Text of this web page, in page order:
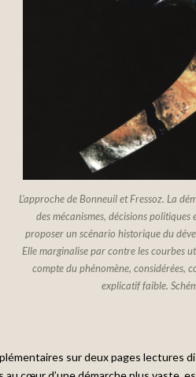
L’approche de Bonneuil et Fressoz. La
des mécanismes, décisions
proposer un scénario historique du
Elle marginalise par contre les courbes
compte du phénomène, considérées,
explicatif faible.
sur deux pages